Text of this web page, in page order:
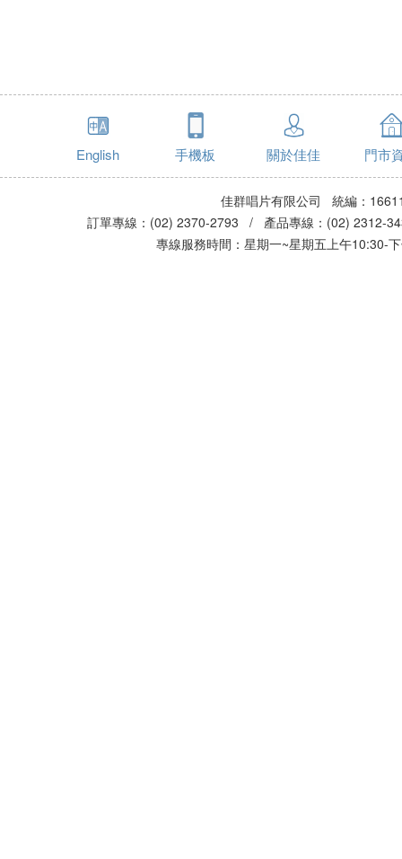
English 手機板 關於佳佳 門市
佳群唱片有限公司 統編：
訂單專線：(02) 2370-2793 / 產品專線：(02)
專線服務時間：星期一~星期五上午10:30-